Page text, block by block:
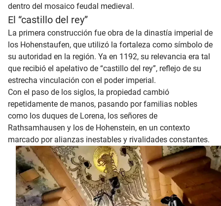
dentro del mosaico feudal medieval.
El “castillo del rey”
La primera construcción fue obra de la dinastía imperial de
los Hohenstaufen, que utilizó la fortaleza como símbolo de
su autoridad en la región. Ya en 1192, su relevancia era tal
que recibió el apelativo de “castillo del rey”, reflejo de su
estrecha vinculación con el poder imperial.
Con el paso de los siglos, la propiedad cambió
repetidamente de manos, pasando por familias nobles
como los duques de Lorena, los señores de
Rathsamhausen y los de Hohenstein, en un contexto
marcado por alianzas inestables y rivalidades constantes.